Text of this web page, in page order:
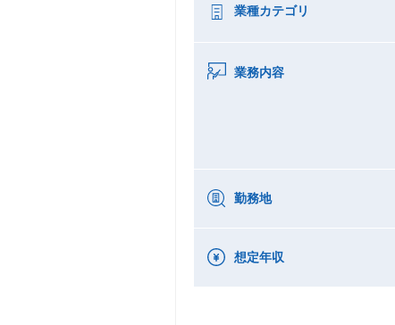
業種カテゴリ
業務内容
勤務地
想定年収